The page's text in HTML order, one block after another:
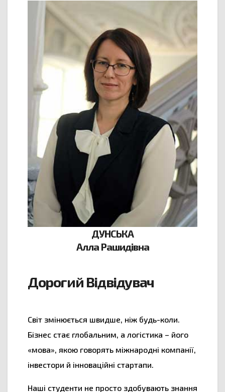
ДУНСЬКА
Алла Рашидівна
Дорогий Відвідувач
Світ змінюється швидше, ніж будь-коли.
Бізнес стає глобальним, а логістика – його
«мова», якою говорять міжнародні компанії,
інвестори й інноваційні стартапи.
Наші студенти не просто здобувають знання